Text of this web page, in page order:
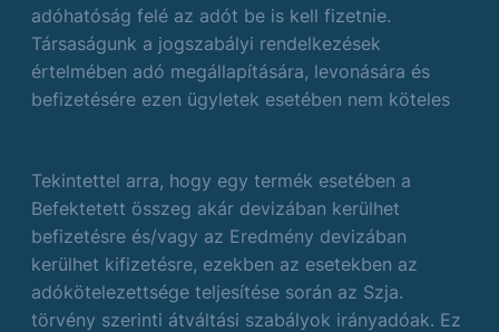
adóhatóság felé az adót be is kell fizetnie.
Társaságunk a jogszabályi rendelkezések
értelmében adó megállapítására, levonására és
befizetésére ezen ügyletek esetében nem köteles
Tekintettel arra, hogy egy termék esetében a
Befektetett összeg akár devizában kerülhet
befizetésre és/vagy az Eredmény devizában
kerülhet kifizetésre, ezekben az esetekben az
adókötelezettsége teljesítése során az Szja.
törvény szerinti átváltási szabályok irányadóak. Ez